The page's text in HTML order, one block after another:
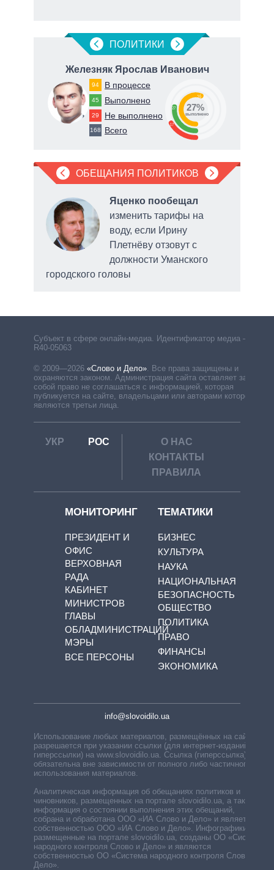
ПОЛИТИКИ
Железняк Ярослав Иванович
94 В процессе
45 Выполнено
29 Не выполнено
168 Всего
17
27
56
27%
выполнено
ОБЕЩАНИЯ ПОЛИТИКОВ
Яценко пообещал
изменить тарифы на
воду, если Ирину
Плетнёву отзовут с
должности Уманского
городского головы
Субъект в сфере онлайн-медиа. Идентификатор медиа –
R40-05063
© 2009—2026 «Слово и Дело». Все права защищены и
охраняются законом. Администрация сайта оставляет за
собой право не соглашаться с информацией, которая
публикуется на сайте, владельцами или авторами которой
являются третьи лица.
УКР РОС
О НАС
КОНТАКТЫ
ПРАВИЛА
МОНИТОРИНГ
ПРЕЗИДЕНТ И
ОФИС
ВЕРХОВНАЯ
РАДА
КАБИНЕТ
МИНИСТРОВ
ГЛАВЫ
ОБЛАДМИНИСТРАЦИЙ
МЭРЫ
ВСЕ ПЕРСОНЫ
ТЕМАТИКИ
БИЗНЕС
КУЛЬТУРА
НАУКА
НАЦИОНАЛЬНАЯ
БЕЗОПАСНОСТЬ
ОБЩЕСТВО
ПОЛИТИКА
ПРАВО
ФИНАНСЫ
ЭКОНОМИКА
info@slovoidilo.ua
Использование любых материалов, размещённых на сайте,
разрешается при указании ссылки (для интернет-изданий —
гиперссылки) на www.slovoidilo.ua. Ссылка (гиперссылка)
обязательна вне зависимости от полного либо частичного
использования материалов.
Аналитическая информация об обещаниях политиков и
чиновников, размещенных на портале slovoidilo.ua, а также
информация о состоянии выполнения этих обещаний,
собрана и обработана ООО «ИА Слово и Дело» и является
собственностью ООО «ИА Слово и Дело». Инфографики,
размещенные на портале slovoidilo.ua, созданы ОО «Система
народного контроля Слово и Дело» и являются
собственностью ОО «Система народного контроля Слово и
Дело».